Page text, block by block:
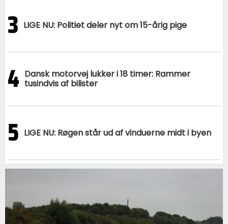
3 LIGE NU: Politiet deler nyt om 15-årig pige
4 Dansk motorvej lukker i 18 timer: Rammer
tusindvis af bilister
5 LIGE NU: Røgen står ud af vinduerne midt i byen